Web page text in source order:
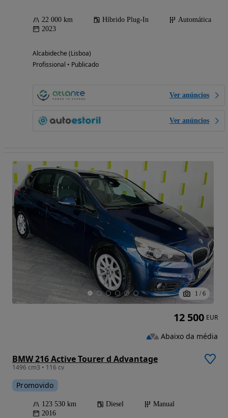
22 000 km Híbrido Plug-In
Automática
2023
Alcabideche (Lisboa)
Profissional • Publicado
Ver anúncios
Ver anúncios
1 / 6
BMW 216 Active Tourer d Advantage
1496 cm3 • 116 cv
Promovido
123 530 km Diesel
Manual
2016
12 500 EUR
Abaixo da média